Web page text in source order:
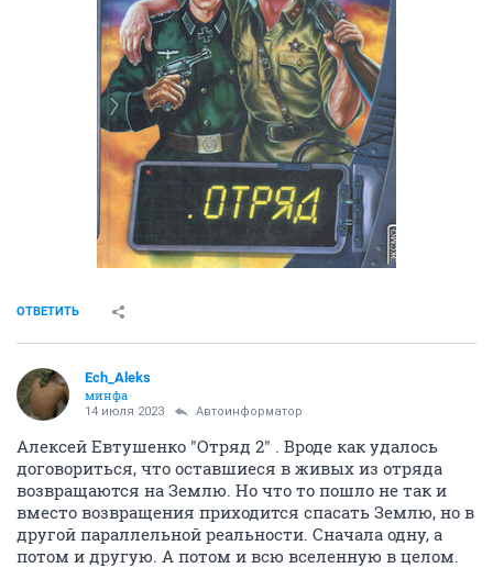
ОТВЕТИТЬ
Ech_Aleks
минфа
14 июля 2023 Автоинформатор
Алексей Евтушенко "Отряд 2" . Вроде как удалось
договориться, что оставшиеся в живых из отряда
возвращаются на Землю. Но что то пошло не так и
вместо возвращения приходится спасать Землю, но в
другой параллельной реальности. Сначала одну, а
потом и другую. А потом и всю вселенную в целом.